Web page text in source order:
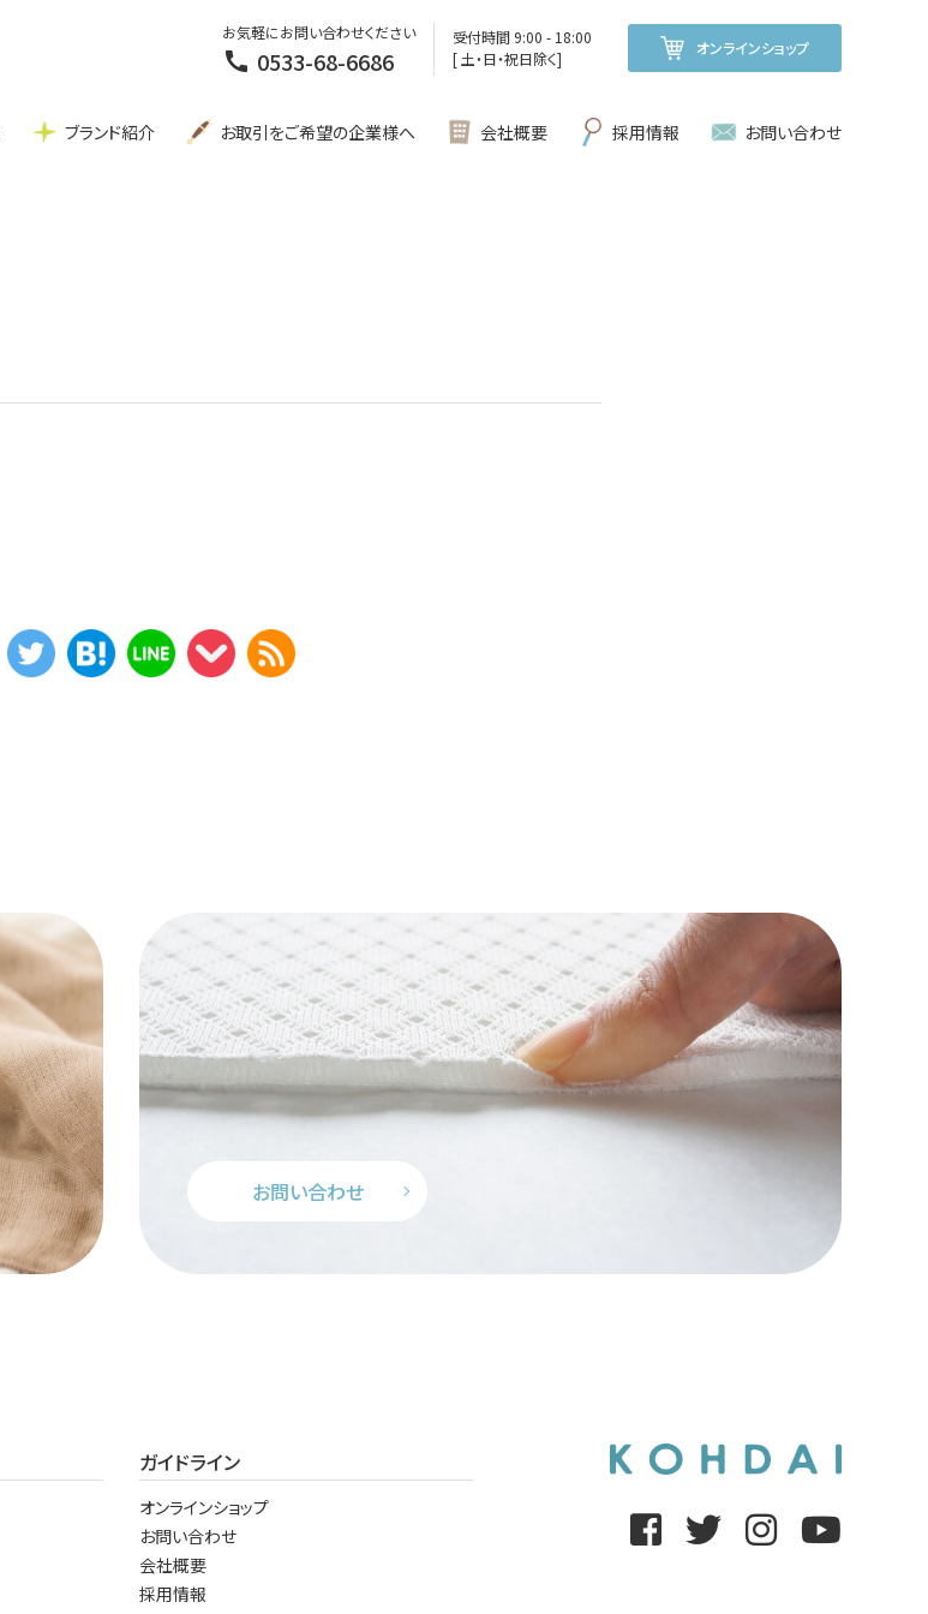
お気軽にお問い合わせください
call 0533-68-6686
受付時間 9:00 - 18:00
[ 土・日・祝日除く]
オンラインショップ
ブランド紹介 お取引をご希望の企業様へ 会社概要 採用情報 お問い合わせ
お問い合わせ
ガイドライン
オンラインショップ
お問い合わせ
会社概要
採用情報